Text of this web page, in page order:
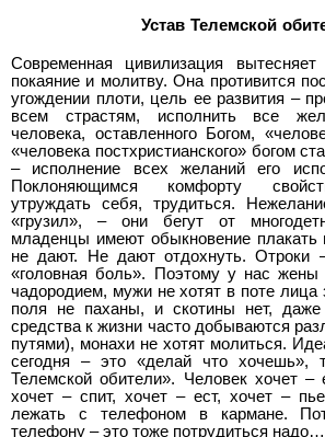
Устав Телемской
Современная цивилизация вытесняет
покаяние и молитву. Она противится
угождении плоти, цель ее развития –
всем страстям, исполнить все
человека, оставленного Богом,
«человека постхристианского» богом
– исполнение всех желаний его
Поклоняющимся комфорту
утруждать себя, трудиться.
«грузил», – они бегут от
младенцы имеют обыкновение плакать
не дают. Не дают отдохнуть. Отроки
«головная боль». Поэтому у нас жены
чадородием, мужи не хотят в поте лица
поля не паханы, и скотины нет,
средства к жизни часто добываются
путями), монахи не хотят молиться.
сегодня – это «делай что хочешь»,
Телемской обители». Человек хочет –
хочет – спит, хочет – ест, хочет –
лежать с телефоном в кармане.
телефону – это тоже потрудиться надо…